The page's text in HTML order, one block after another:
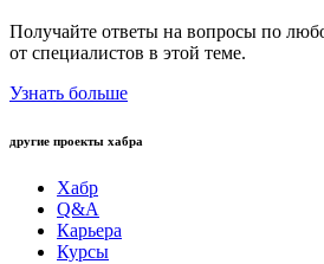
Получайте ответы на вопросы по
от специалистов в этой теме.
Узнать больше
другие проекты хабра
Хабр
Q&A
Карьера
Курсы